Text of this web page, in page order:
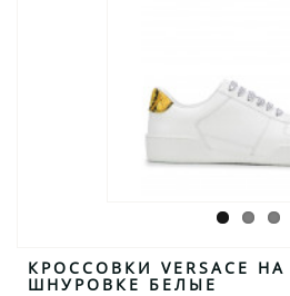
КРОССОВКИ VERSACE НА
ШНУРОВКЕ БЕЛЫЕ